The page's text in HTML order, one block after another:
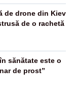
de drone din Kiev
de o rachetă
sănătate este o
de prost”